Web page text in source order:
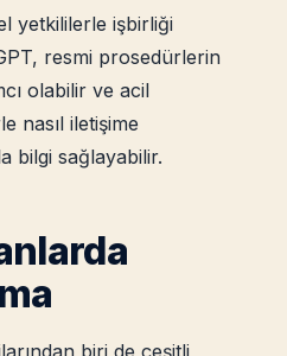
yetkililerle işbirliği
resmi prosedürlerin
olabilir ve acil
nasıl iletişime
bilgi sağlayabilir.
biri de çeşitli